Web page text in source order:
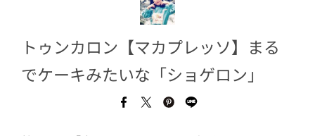
トゥンカロン【マカプレッソ】まる
でケーキみたいな「ショゲロン」